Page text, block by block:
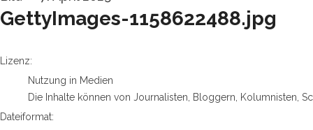
GettyImages-1158622488.jpg
go to media item
Lizenz:
Nutzung in Medien
Die Inhalte können von Journalisten, Bloggern, Kolumnisten,
Dateiformat: